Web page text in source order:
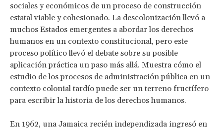
sociales y económicos de un proceso de construcción
estatal viable y cohesionado. La descolonización llevó a
muchos Estados emergentes a abordar los derechos
humanos en un contexto constitucional, pero este
proceso político llevó el debate sobre su posible
aplicación práctica un paso más allá. Muestra cómo el
estudio de los procesos de administración pública en un
contexto colonial tardío puede ser un terreno fructífero
para escribir la historia de los derechos humanos.
En 1962, una Jamaica recién independizada ingresó en